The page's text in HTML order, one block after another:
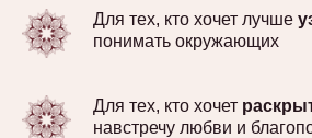
Для тех, кто хочет лучше
понимать окружающих
Для тех, кто хочет
навстречу любви и